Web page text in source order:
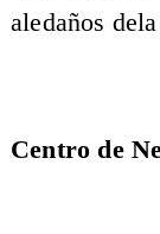
aledaños
Centro de